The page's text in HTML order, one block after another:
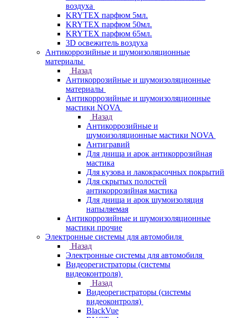
воздуха
KRYTEX парфюм 5мл.
KRYTEX парфюм 50мл.
KRYTEX парфюм 65мл.
3D освежитель воздуха
Антикоррозийные и шумоизоляционные
материалы
Назад
Антикоррозийные и шумоизоляционные
материалы
Антикоррозийные и шумоизоляционные
мастики NOVA
Назад
Антикоррозийные и
шумоизоляционные мастики NOVA
Антигравий
Для днища и арок антикоррозийная
мастика
Для кузова и лакокрасочных покрытий
Для скрытых полостей
антикоррозийная мастика
Для днища и арок шумоизоляция
напыляемая
Антикоррозийные и шумоизоляционные
мастики прочие
Электронные системы для автомобиля
Назад
Электронные системы для автомобиля
Видеорегистраторы (системы
видеоконтроля)
Назад
Видеорегистраторы (системы
видеоконтроля)
BlackVue